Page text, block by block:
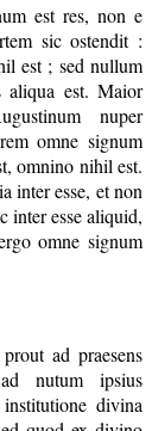
est res, non e
sic ostendit :
est ; sed nullum
aliqua est. Maior
nuper
omne signum
omnino nihil est.
inter esse, et non
inter esse aliquid,
omne signum
ad praesens
nutum ipsius
divina